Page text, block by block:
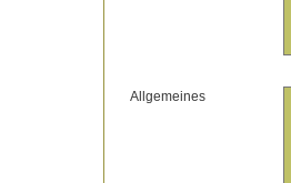
Allgemeines